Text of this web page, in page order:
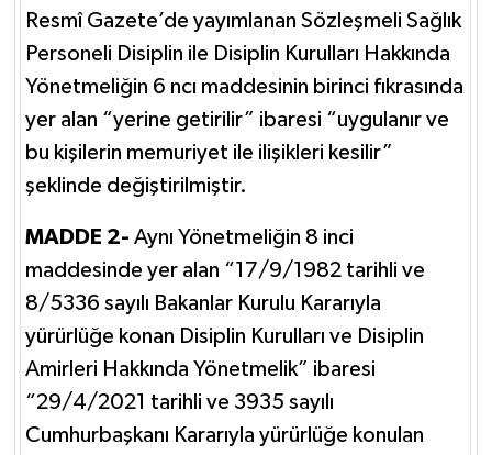
Resmî Gazete’de yayımlanan Sözleşmeli Sağlık
Personeli Disiplin ile Disiplin Kurulları Hakkında
Yönetmeliğin 6 ncı maddesinin birinci fıkrasında
yer alan “yerine getirilir” ibaresi “uygulanır ve
bu kişilerin memuriyet ile ilişikleri kesilir”
şeklinde değiştirilmiştir.
MADDE 2-Aynı Yönetmeliğin 8 inci
maddesinde yer alan “17/9/1982 tarihli ve
8/5336 sayılı Bakanlar Kurulu Kararıyla
yürürlüğe konan Disiplin Kurulları ve Disiplin
Amirleri Hakkında Yönetmelik” ibaresi
“29/4/2021 tarihli ve 3935 sayılı
Cumhurbaşkanı Kararıyla yürürlüğe konulan